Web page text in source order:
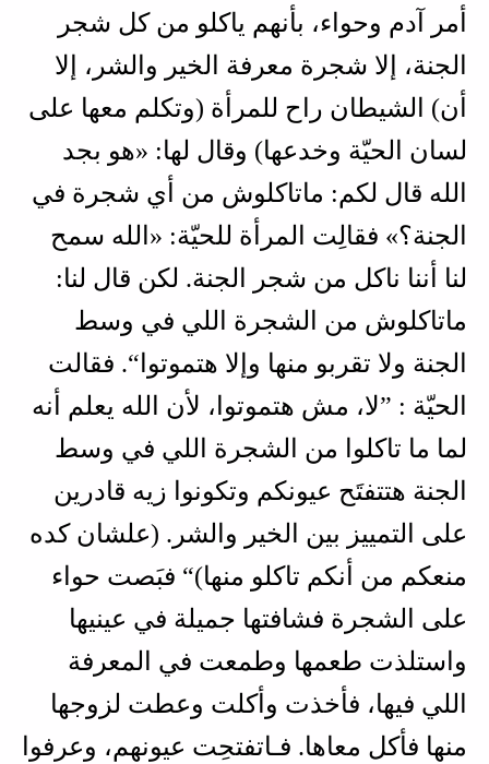
أمر آدم وحواء، بأنهم ياكلو من كل شجر
الجنة، إلا شجرة معرفة الخير والشر، إلا
أن) الشيطان راح للمرأة (وتكلم معها على
لسان الحيّة وخدعها) وقال لها: «هو بجد
الله قال لكم: ماتاكلوش من أي شجرة في
الجنة؟» فقالِت المرأة للحيّة: «الله سمح
لنا أننا ناكل من شجر الجنة. لكن قال لنا:
ماتاكلوش من الشجرة اللي في وسط
الجنة ولا تقربو منها وإلا هتموتوا“. فقالت
الحيّة : ”لا، مش هتموتوا، لأن الله يعلم أنه
لما ما تاكلوا من الشجرة اللي في وسط
الجنة هتتفتَح عيونكم وتكونوا زيه قادرين
على التمييز بين الخير والشر. (علشان كده
منعكم من أنكم تاكلو منها)“ فبَصت حواء
على الشجرة فشافتها جميلة في عينيها
واستلذت طعمها وطمعت في المعرفة
اللي فيها، فأخذت وأكلت وعطت لزوجها
منها فأكل معاها. فـاتفتحِت عيونهم، وعرفوا